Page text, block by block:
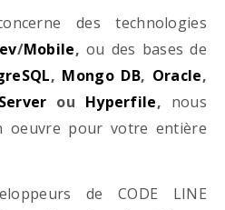
des technologies
/Mobile, ou des bases de
, Mongo DB, Oracle,
ou Hyperfile, nous
oeuvre pour votre entière
de CODE LINE